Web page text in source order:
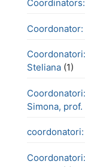
Steliana (1)
Simona,